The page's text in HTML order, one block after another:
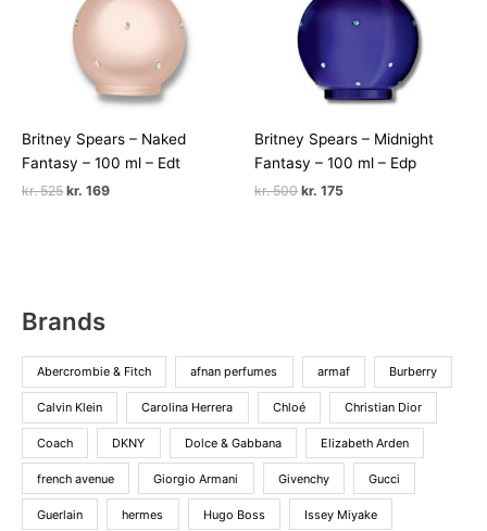
Britney Spears – Naked
Fantasy – 100 ml – Edt
kr.525 Den
kr. 169Den
Britney Spears – Midnight
Fantasy – 100 ml – Edp
kr.500 Den
kr. 175Den
Brands
Abercrombie & Fitch afnan perfumes armaf Burberry
Calvin Klein Carolina Herrera Chloé Christian Dior
Coach DKNY Dolce & Gabbana Elizabeth Arden
french avenue Giorgio Armani Givenchy Gucci
Guerlain hermes Hugo Boss Issey Miyake